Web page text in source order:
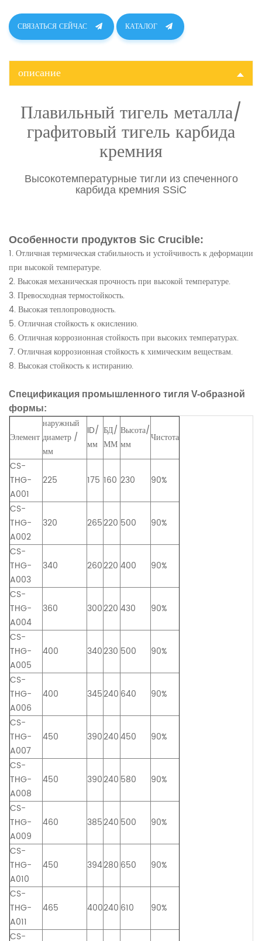
СВЯЗАТЬСЯ СЕЙЧАС КАТАЛОГ
описание
Плавильный тигель металла/
графитовый тигель карбида
кремния
Высокотемпературные тигли из спеченного
карбида кремния SSiC
Особенности продуктов Sic Crucible:
1. Отличная термическая стабильность и устойчивость к деформации
при высокой температуре.
2. Высокая механическая прочность при высокой температуре.
3. Превосходная термостойкость.
4. Высокая теплопроводность.
5. Отличная стойкость к окислению.
6. Отличная коррозионная стойкость при высоких температурах.
7. Отличная коррозионная стойкость к химическим веществам.
8. Высокая стойкость к истиранию.
Спецификация промышленного тигля V-образной
формы:
Элемент
наружный
диаметр /
мм
ID/
мм
БД/
ММ
Высота/
мм
Чистота
CS-
THG-
A001
225 175 160 230 90%
CS-
THG-
A002
320 265220 500 90%
CS-
THG-
A003
340 260220 400 90%
CS-
THG-
A004
360 300220 430 90%
CS-
THG-
A005
400 340230 500 90%
CS-
THG-
A006
400 345240 640 90%
CS-
THG-
A007
450 390240450 90%
CS-
THG-
A008
450 390240 580 90%
CS-
THG-
A009
460 385240 500 90%
CS-
THG-
A010
450 394280 650 90%
CS-
THG-
A011
465 400240 610 90%
CS-